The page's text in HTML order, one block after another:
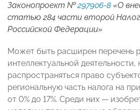
Законопроект №297906-8 «О
статью 284 части второй
Российской Федерации»
Может быть расширен перечень
интеллектуальной
распространяться право
региональную часть налога на
от 0% до 17%. Среди них —